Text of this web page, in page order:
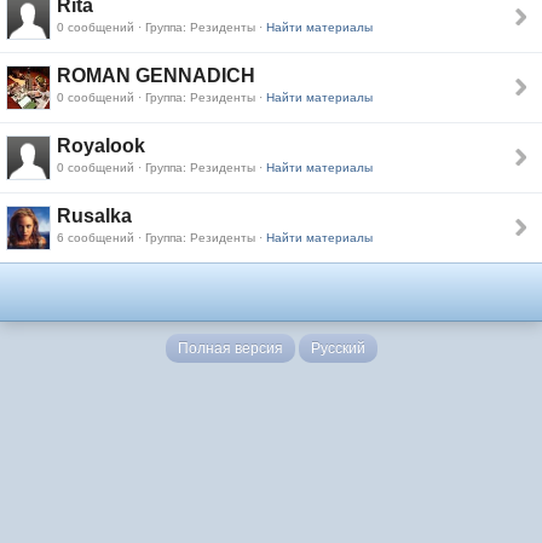
Rita
0 сообщений · Группа: Резиденты · Найти материалы
ROMAN GENNADICH
0 сообщений · Группа: Резиденты · Найти материалы
Royalook
0 сообщений · Группа: Резиденты · Найти материалы
Rusalka
6 сообщений · Группа: Резиденты · Найти материалы
Полная версия Русский